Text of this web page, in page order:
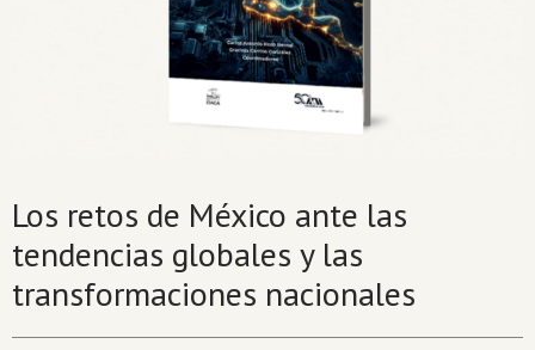
Los retos de México ante las
tendencias globales y las
transformaciones nacionales